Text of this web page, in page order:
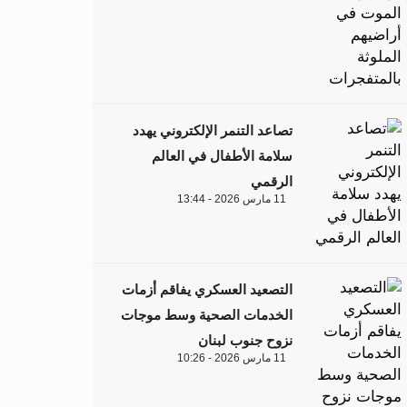
تصاعد التنمر الإلكتروني يهدد
سلامة الأطفال في العالم
الرقمي
11 مارس 2026 - 13:44
التصعيد العسكري يفاقم أزمات
الخدمات الصحية وسط موجات
نزوح جنوب لبنان
11 مارس 2026 - 10:26